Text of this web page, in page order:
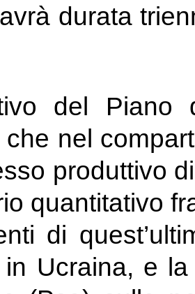
durata
del
che nel
produttivo
quantitativo
di
in Ucraina, e